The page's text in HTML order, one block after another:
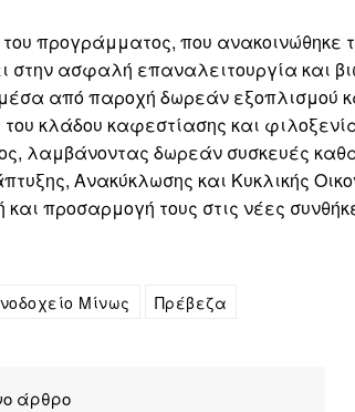
του προγράμματος, που
στην ασφαλή επαναλειτουργία και
από παροχή δωρεάν εξοπλισμού
του κλάδου καφεστίασης και
λαμβάνοντας δωρεάν συσκευές
Ανακύκλωσης και Κυκλικής
και προσαρμογή τους στις νέες
Μίνως Πρέβεζα
άρθρο